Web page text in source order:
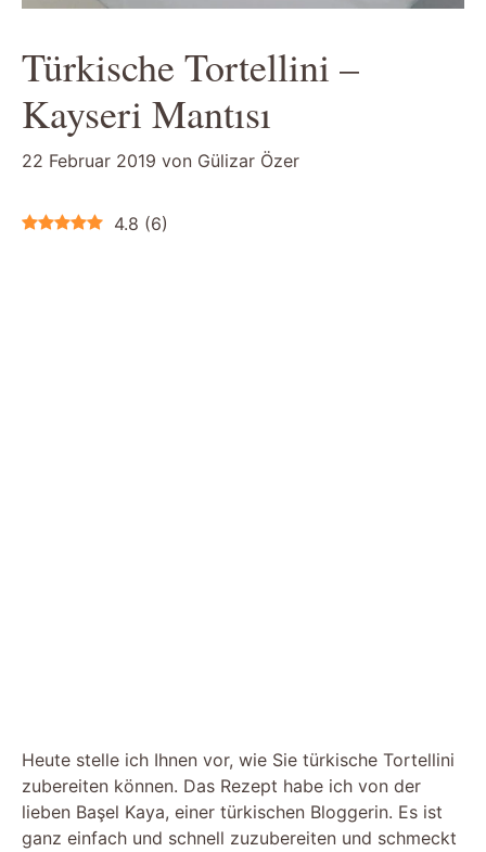
Türkische Tortellini –
Kayseri Mantısı
22 Februar 2019 von Gülizar Özer
4.8 (6)
Heute stelle ich Ihnen vor, wie Sie türkische Tortellini
zubereiten können. Das Rezept habe ich von der
lieben Başel Kaya, einer türkischen Bloggerin. Es ist
ganz einfach und schnell zuzubereiten und schmeckt